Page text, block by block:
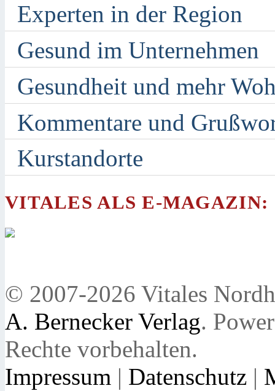
Experten in der Region
Gesund im Unternehmen
Gesundheit und mehr
Kommentare und
Kurstandorte
VITALES ALS E-MAGAZIN:
© 2007-2026 Vitales
A. Bernecker Verlag.
Rechte vorbehalten.
Impressum | Datenschutz |